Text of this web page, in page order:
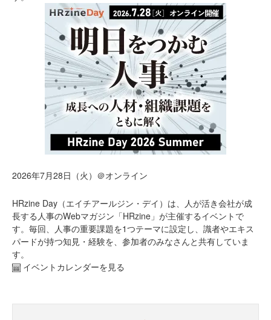
2026年7月28日（火）＠オンライン
HRzine Day（エイチアールジン・デイ）は、人が活き会社が成
長する人事のWebマガジン「HRzine」が主催するイベントで
す。毎回、人事の重要課題を1つテーマに設定し、識者やエキス
パードが持つ知見・経験を、参加者のみなさんと共有していま
す。
イベントカレンダーを見る